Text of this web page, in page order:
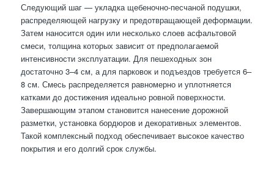
Следующий шаг — укладка щебеночно-песчаной подушки,
распределяющей нагрузку и предотвращающей деформации.
Затем наносится один или несколько слоев асфальтовой
смеси, толщина которых зависит от предполагаемой
интенсивности эксплуатации. Для пешеходных зон
достаточно 3–4 см, а для парковок и подъездов требуется 6–
8 см. Смесь распределяется равномерно и уплотняется
катками до достижения идеально ровной поверхности.
Завершающим этапом становится нанесение дорожной
разметки, установка бордюров и декоративных элементов.
Такой комплексный подход обеспечивает высокое качество
покрытия и его долгий срок службы.